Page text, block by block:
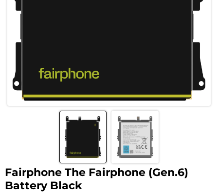
Fairphone The Fairphone (Gen.6)
Battery Black